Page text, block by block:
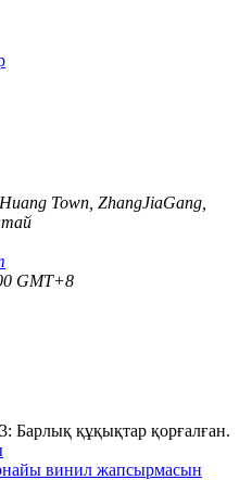
Town, ZhangJiaGang,
GMT+8
Барлық құқықтар қорғалған.
винил жапсырмасын